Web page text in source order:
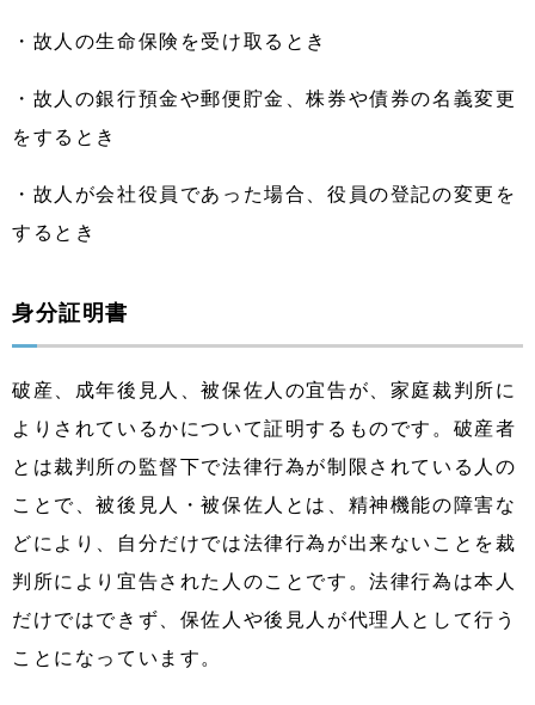
・故人の生命保険を受け取るとき
・故人の銀行預金や郵便貯金、株券や債券の名義変更
をするとき
・故人が会社役員であった場合、役員の登記の変更を
するとき
身分証明書
破産、成年後見人、被保佐人の宜告が、家庭裁判所に
よりされているかについて証明するものです。破産者
とは裁判所の監督下で法律行為が制限されている人の
ことで、被後見人・被保佐人とは、精神機能の障害な
どにより、自分だけでは法律行為が出来ないことを裁
判所により宜告された人のことです。法律行為は本人
だけではできず、保佐人や後見人が代理人として行う
ことになっています。